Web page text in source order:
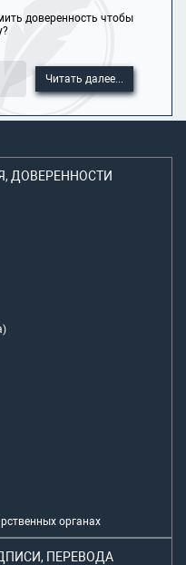
доверенность чтобы
Читать далее...
ДОВЕРЕННОСТИ
органах
ПЕРЕВОДА